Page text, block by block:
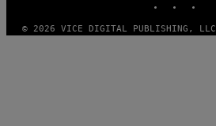
© 2026 VICE DIGITAL PUBLISHING, LLC